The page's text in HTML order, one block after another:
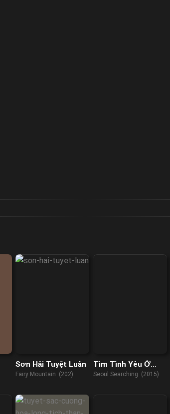
Sơn Hải Tuyệt Luân
Fairy Mountain (202)
Tìm Tình Yêu Ở
Seoul
Seoul Searching (2015)